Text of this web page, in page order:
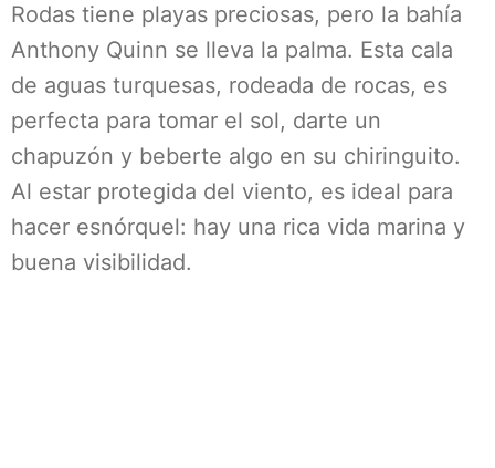
Rodas tiene playas preciosas, pero la bahía
Anthony Quinn se lleva la palma. Esta cala
de aguas turquesas, rodeada de rocas, es
perfecta para tomar el sol, darte un
chapuzón y beberte algo en su chiringuito.
Al estar protegida del viento, es ideal para
hacer esnórquel: hay una rica vida marina y
buena visibilidad.